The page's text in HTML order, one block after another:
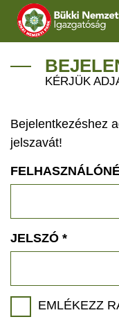
IGAZGATÓSÁG
VÍZVÉDELEM
ÖKOTURIZMUS
GEOPARKOK
KÉRJÜK
Bejelentkezéshez
jelszavát!
JELSZÓ *
EMLÉKEZZ